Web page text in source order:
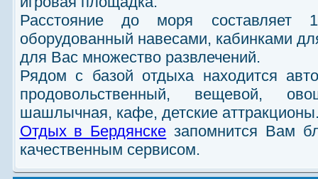
Расстояние до моря
оборудованный навесами, кабинками
для Вас множество развлечений.
Рядом с базой отдыха находится
продовольственный, вещевой,
шашлычная, кафе, детские
Отдых в Бердянске запомнится Вам
качественным сервисом.